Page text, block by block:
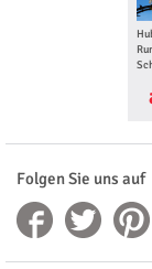
Folgen Sie uns auf